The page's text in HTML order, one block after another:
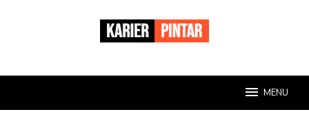
MENU